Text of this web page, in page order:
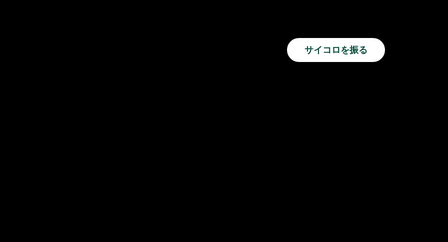
サイコロを振る